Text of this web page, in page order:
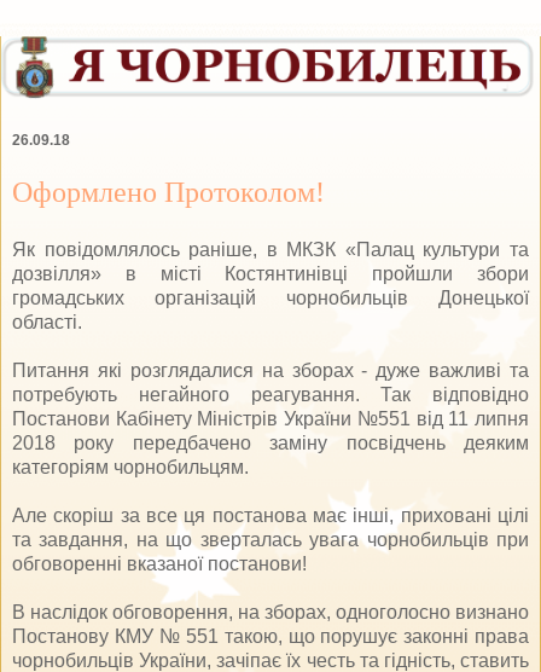
26.09.18
Оформлено Протоколом!
Як повідомлялось раніше, в МКЗК «Палац культури та
дозвілля» в місті Костянтинівці пройшли збори
громадських організацій чорнобильців Донецької
області.
Питання які розглядалися на зборах - дуже важливі та
потребують негайного реагування. Так відповідно
Постанови Кабінету Міністрів України №551 від 11 липня
2018 року передбачено заміну посвідчень деяким
категоріям чорнобильцям.
Але скоріш за все ця постанова має інші, приховані цілі
та завдання, на що зверталась увага чорнобильців при
обговоренні вказаної постанови!
В наслідок обговорення, на зборах, одноголосно визнано
Постанову КМУ № 551 такою, що порушує законні права
чорнобильців України, зачіпає їх честь та гідність, ставить